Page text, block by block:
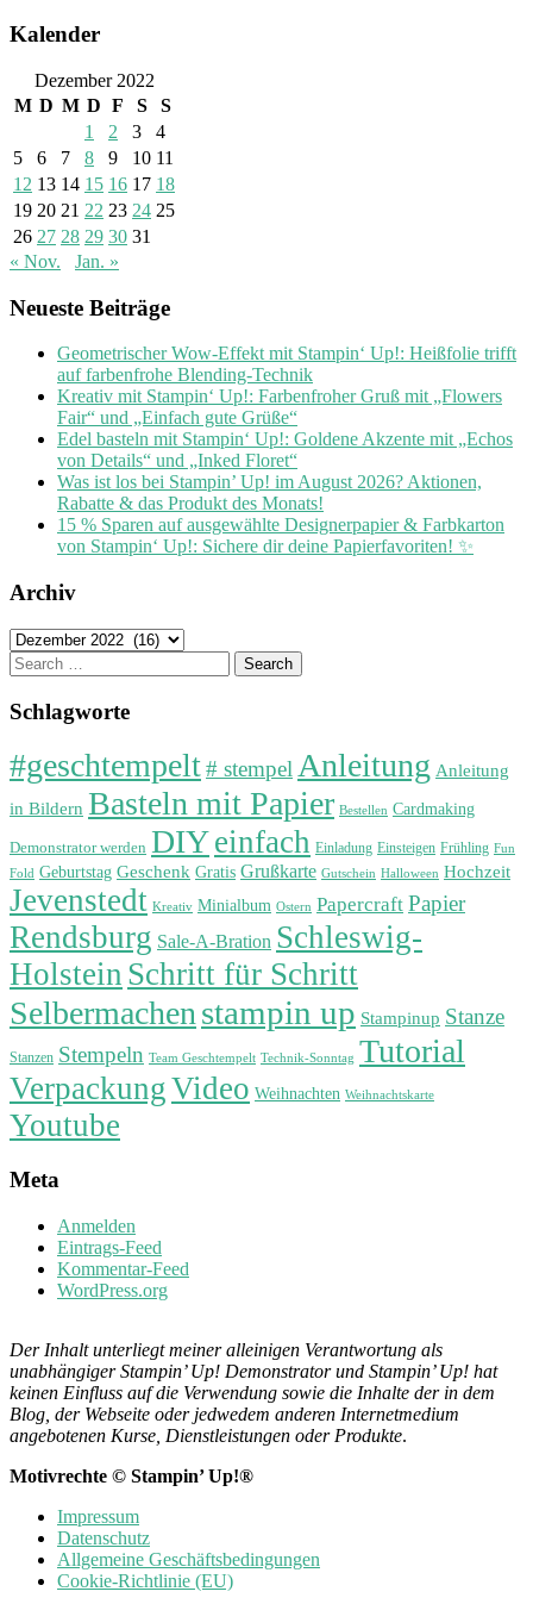
Kalender
Dezember 2022
M D M D F S
S
1
2 3
4
5
6 7 8 9 10 11
12 13 14 15 16 17 18
19 20 21 22 23 24 25
26 27 28 29 30 31
« Nov.
Jan. »
Neueste Beiträge
Geometrischer Wow-Effekt mit Stampin‘ Up!: Heißfolie trifft
auf farbenfrohe Blending-Technik
Kreativ mit Stampin‘ Up!: Farbenfroher Gruß mit „Flowers
Fair“ und „Einfach gute Grüße“
Edel basteln mit Stampin‘ Up!: Goldene Akzente mit „Echos
von Details“ und „Inked Floret“
Was ist los bei Stampin’ Up! im August 2026? Aktionen,
Rabatte & das Produkt des Monats!
15 % Sparen auf ausgewählte Designerpapier & Farbkarton
von Stampin‘ Up!: Sichere dir deine Papierfavoriten! ✨
Archiv
Archiv
Search
for:
Schlagworte
#geschtempelt# stempelAnleitung Anleitung
in Bildern Basteln mit Papier Bestellen Cardmaking
Demonstrator werden DIYeinfach Einladung Einsteigen Frühling Fun
Fold Geburtstag Geschenk Gratis Grußkarte Gutschein Halloween Hochzeit
Jevenstedt Kreativ Minialbum Ostern Papercraft Papier
Rendsburg Sale-A-Bration Schleswig-
Holstein Schritt für Schritt
Selbermachenstampin up Stampinup Stanze
Stanzen Stempeln Team Geschtempelt Technik-Sonntag Tutorial
VerpackungVideo Weihnachten Weihnachtskarte
Youtube
Meta
Anmelden
Eintrags-Feed
Kommentar-Feed
WordPress.org
Der Inhalt unterliegt meiner alleinigen Verantwortung als
unabhängiger Stampin’ Up! Demonstrator und Stampin’ Up! hat
keinen Einfluss auf die Verwendung sowie die Inhalte der in dem
Blog, der Webseite oder jedwedem anderen Internetmedium
angebotenen Kurse, Dienstleistungen oder Produkte.
Motivrechte © Stampin’ Up!®
Impressum
Datenschutz
Allgemeine Geschäftsbedingungen
Cookie-Richtlinie (EU)